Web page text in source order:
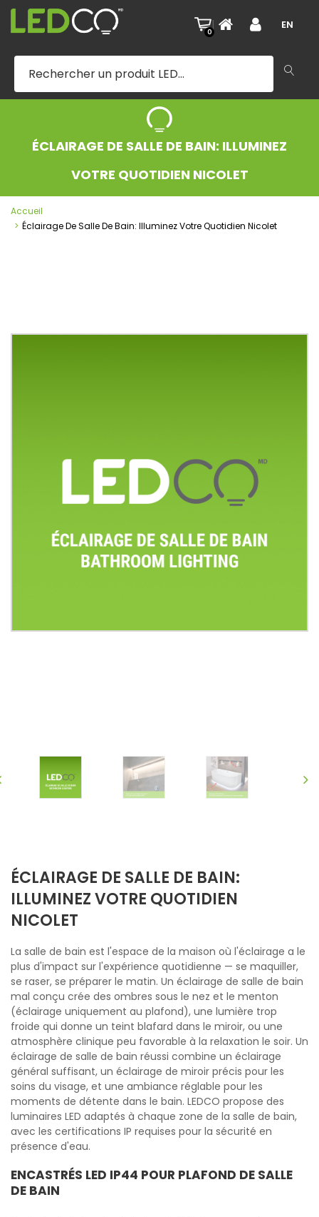
0
| EN
ÉCLAIRAGE DE SALLE DE BAIN: ILLUMINEZ
VOTRE QUOTIDIEN NICOLET
Accueil
Éclairage De Salle De Bain: Illuminez Votre Quotidien Nicolet
ÉCLAIRAGE DE SALLE DE BAIN:
ILLUMINEZ VOTRE QUOTIDIEN
NICOLET
La salle de bain est l'espace de la maison où l'éclairage a le
plus d'impact sur l'expérience quotidienne — se maquiller,
se raser, se préparer le matin. Un éclairage de salle de bain
mal conçu crée des ombres sous le nez et le menton
(éclairage uniquement au plafond), une lumière trop
froide qui donne un teint blafard dans le miroir, ou une
atmosphère clinique peu favorable à la relaxation le soir. Un
éclairage de salle de bain réussi combine un éclairage
général suffisant, un éclairage de miroir précis pour les
soins du visage, et une ambiance réglable pour les
moments de détente dans le bain. LEDCO propose des
luminaires LED adaptés à chaque zone de la salle de bain,
avec les certifications IP requises pour la sécurité en
présence d'eau.
ENCASTRÉS LED IP44 POUR PLAFOND DE SALLE
DE BAIN